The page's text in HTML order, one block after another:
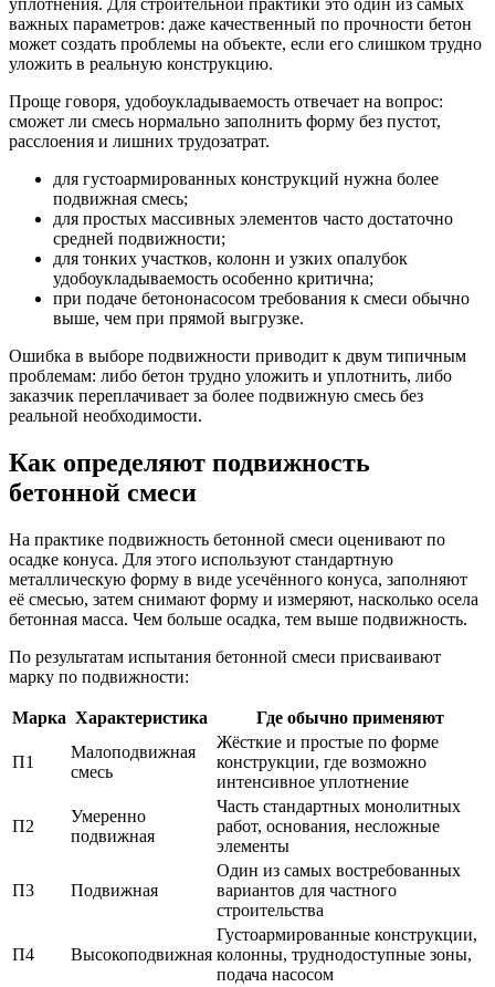
важных параметров: даже качественный по прочности бетон
может создать проблемы на объекте, если его слишком трудно
уложить в реальную конструкцию.
Проще говоря, удобоукладываемость отвечает на вопрос:
сможет ли смесь нормально заполнить форму без пустот,
расслоения и лишних трудозатрат.
для густоармированных конструкций нужна более
подвижная смесь;
для простых массивных элементов часто достаточно
средней подвижности;
для тонких участков, колонн и узких опалубок
удобоукладываемость особенно критична;
при подаче бетононасосом требования к смеси обычно
выше, чем при прямой выгрузке.
Ошибка в выборе подвижности приводит к двум типичным
проблемам: либо бетон трудно уложить и уплотнить, либо
заказчик переплачивает за более подвижную смесь без
реальной необходимости.
Как определяют подвижность
бетонной смеси
На практике подвижность бетонной смеси оценивают по
осадке конуса. Для этого используют стандартную
металлическую форму в виде усечённого конуса, заполняют
её смесью, затем снимают форму и измеряют, насколько осела
бетонная масса. Чем больше осадка, тем выше подвижность.
По результатам испытания бетонной смеси присваивают
марку по подвижности:
Марка Характеристика Где обычно применяют
П1
Малоподвижная
смесь
Жёсткие и простые по форме
конструкции, где возможно
интенсивное уплотнение
П2
Умеренно
подвижная
Часть стандартных монолитных
работ, основания, несложные
элементы
П3 Подвижная
Один из самых востребованных
вариантов для частного
строительства
П4 Высокоподвижная
Густоармированные конструкции,
колонны, труднодоступные зоны,
подача насосом